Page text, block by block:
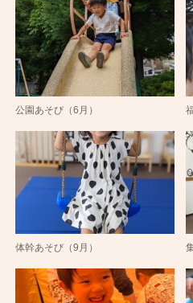
公園あそび（6月）
体幹あそび（9月）